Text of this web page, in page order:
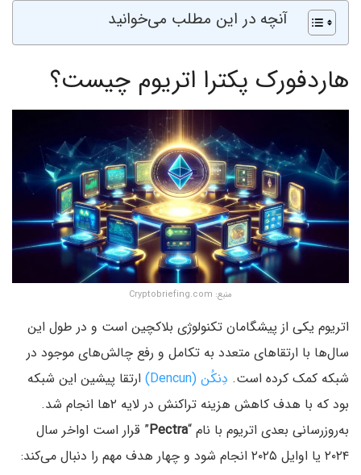
آنچه در این مطلب می‌خوانید
هاردفورک پکترا اتریوم چیست؟
منبع: Cryptobriefing.com
اتریوم یکی از پیشگامان تکنولوژی بلاکچین است و در طول این
سال‌ها با ارتقاهای متعدد به‌ تکامل و رفع چالش‌های موجود در
شبکه کمک کرده است. دِنکُن (Dencun)
ارتقا پیشین این شبکه
بود که با هدف کاهش هزینه تراکنش در لایه ۲ها انجام شد.
به‌روز‌رسانی بعدی اتریوم با نام “Pectra” قرار است اواخر سال
۲۰۲۴ یا اوایل ۲۰۲۵ انجام ‌شود و چهار هدف مهم را دنبال می‌کند: